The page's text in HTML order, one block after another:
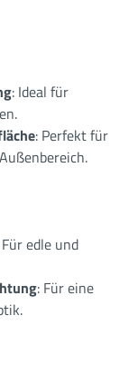
: Ideal für
: Perfekt für
edle und
: Für eine